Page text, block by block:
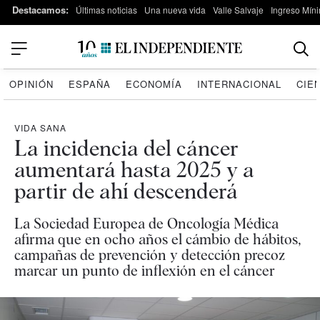
Destacamos: Últimas noticias Una nueva vida Valle Salvaje Ingreso
OPINIÓN ESPAÑA ECONOMÍA INTERNACIONAL
VIDA SANA
La incidencia del cáncer
aumentará hasta 2025 y a
partir de ahí descenderá
La Sociedad Europea de Oncología Médica
afirma que en ocho años el cámbio de hábitos,
campañas de prevención y detección precoz
marcar un punto de inflexión en el cáncer